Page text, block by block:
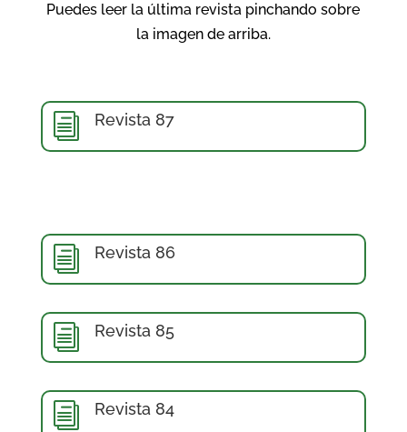
Puedes leer la última revista pinchando sobre
la imagen de arriba.
i Revista 87
i Revista 86
i Revista 85
i Revista 84